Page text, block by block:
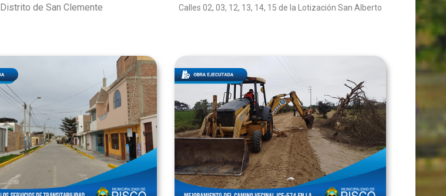
Distrito de San Clemente Calles 02, 03, 12, 13, 14, 15 de la Lotización San Alberto